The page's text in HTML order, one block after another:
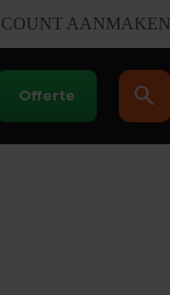
AANMAKEN
Offerte